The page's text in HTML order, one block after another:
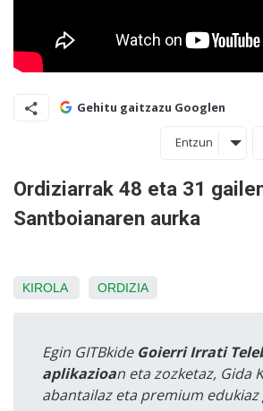
Gehitu gaitzazu Googlen
Entzun
Ordiziarrak 48 eta 31
Santboianaren aurka
KIROLA ORDIZIA
Egin GITBkide Goierri Irrati
aplikazioan eta zozketaz, Gida
abantailaz eta premium edukiaz